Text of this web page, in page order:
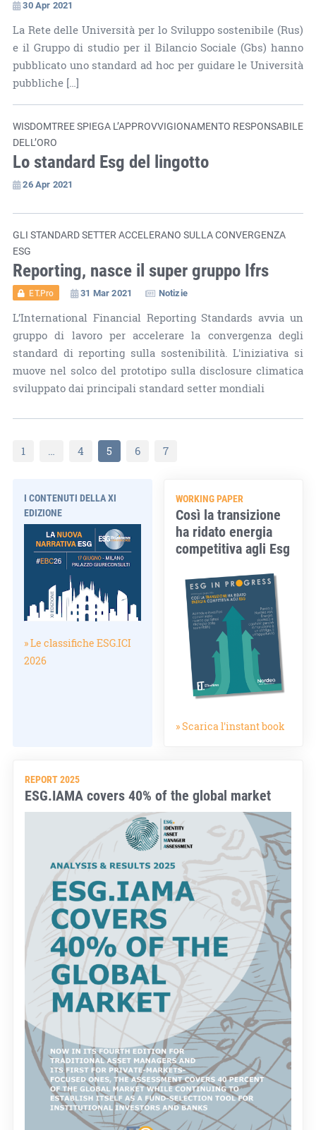
30 Apr 2021
La Rete delle Università per lo Sviluppo sostenibile (Rus)
e il Gruppo di studio per il Bilancio Sociale (Gbs) hanno
pubblicato uno standard ad hoc per guidare le Università
pubbliche […]
WISDOMTREE SPIEGA L’APPROVVIGIONAMENTO RESPONSABILE
DELL’ORO
Lo standard Esg del lingotto
26 Apr 2021
GLI STANDARD SETTER ACCELERANO SULLA CONVERGENZA
ESG
Reporting, nasce il super gruppo Ifrs
ET.Pro 31 Mar 2021 Notizie
L’International Financial Reporting Standards avvia un
gruppo di lavoro per accelerare la convergenza degli
standard di reporting sulla sostenibilità. L'iniziativa si
muove nel solco del prototipo sulla disclosure climatica
sviluppato dai principali standard setter mondiali
1 … 4 5 6 7
I CONTENUTI DELLA XI
EDIZIONE
» Le classifiche ESG.ICI
2026
WORKING PAPER
Così la transizione
ha ridato energia
competitiva agli Esg
» Scarica l'instant book
REPORT 2025
ESG.IAMA covers 40% of the global market